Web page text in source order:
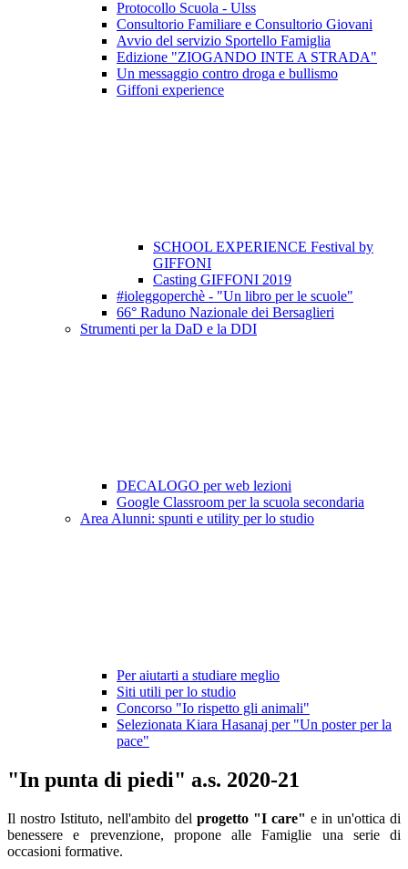
Protocollo Scuola - Ulss
Consultorio Familiare e Consultorio Giovani
Avvio del servizio Sportello Famiglia
Edizione "ZIOGANDO INTE A STRADA"
Un messaggio contro droga e bullismo
Giffoni experience
SCHOOL EXPERIENCE Festival by
GIFFONI
Casting GIFFONI 2019
#ioleggoperchè - "Un libro per le scuole"
66° Raduno Nazionale dei Bersaglieri
Strumenti per la DaD e la DDI
DECALOGO per web lezioni
Google Classroom per la scuola secondaria
Area Alunni: spunti e utility per lo studio
Per aiutarti a studiare meglio
Siti utili per lo studio
Concorso "Io rispetto gli animali"
Selezionata Kiara Hasanaj per "Un poster per la
pace"
"In punta di piedi" a.s. 2020-21
Il nostro Istituto, nell'ambito del progetto "I care" e in un'ottica di
benessere e prevenzione, propone alle Famiglie una serie di
occasioni formative.